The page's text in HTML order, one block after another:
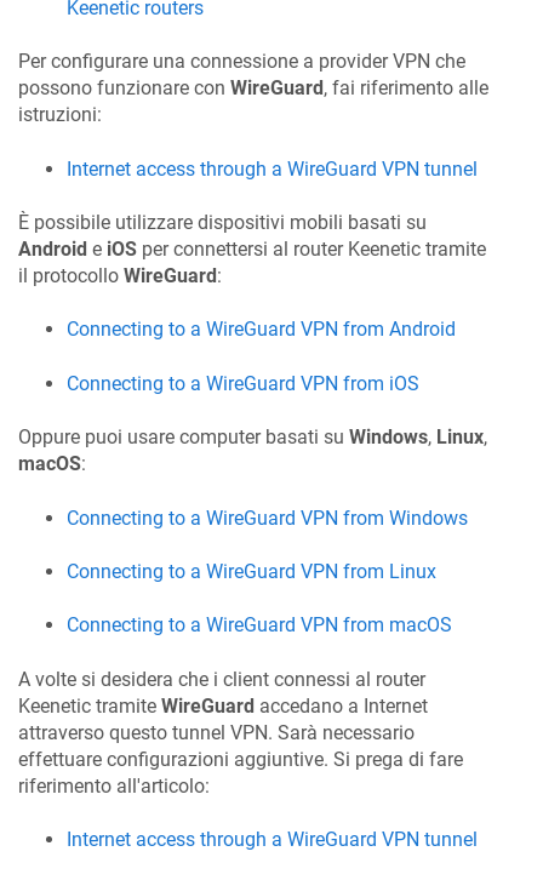
Keenetic routers
Per configurare una connessione a provider VPN che
possono funzionare con WireGuard , fai riferimento alle
istruzioni:
Internet access through a WireGuard VPN tunnel
È possibile utilizzare dispositivi mobili basati su
Android e iOS per connettersi al router Keenetic tramite
il protocollo WireGuard:
Connecting to a WireGuard VPN from Android
Connecting to a WireGuard VPN from iOS
Oppure puoi usare computer basati su Windows, Linux,
macOS:
Connecting to a WireGuard VPN from Windows
Connecting to a WireGuard VPN from Linux
Connecting to a WireGuard VPN from macOS
A volte si desidera che i client connessi al router
Keenetic tramite WireGuard accedano a Internet
attraverso questo tunnel VPN. Sarà necessario
effettuare configurazioni aggiuntive. Si prega di fare
riferimento all'articolo:
Internet access through a WireGuard VPN tunnel